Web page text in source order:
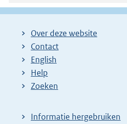
Over deze website
Contact
English
Help
Zoeken
Informatie hergebruiken